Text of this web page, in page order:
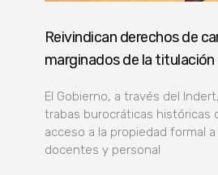
Reivindican derechos de
marginados de la titulación
El Gobierno, a través del
trabas burocráticas históricas
acceso a la propiedad formal
docentes y personal